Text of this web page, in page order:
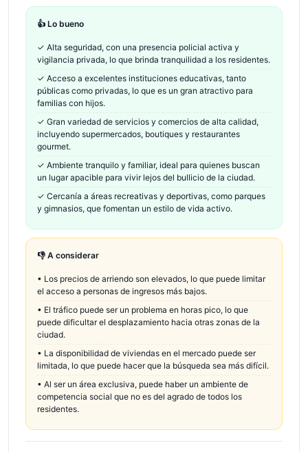
👍 Lo bueno
✓ Alta seguridad, con una presencia policial activa y
vigilancia privada, lo que brinda tranquilidad a los residentes.
✓ Acceso a excelentes instituciones educativas, tanto
públicas como privadas, lo que es un gran atractivo para
familias con hijos.
✓ Gran variedad de servicios y comercios de alta calidad,
incluyendo supermercados, boutiques y restaurantes
gourmet.
✓ Ambiente tranquilo y familiar, ideal para quienes buscan
un lugar apacible para vivir lejos del bullicio de la ciudad.
✓ Cercanía a áreas recreativas y deportivas, como parques
y gimnasios, que fomentan un estilo de vida activo.
👎 A considerar
• Los precios de arriendo son elevados, lo que puede limitar
el acceso a personas de ingresos más bajos.
• El tráfico puede ser un problema en horas pico, lo que
puede dificultar el desplazamiento hacia otras zonas de la
ciudad.
• La disponibilidad de viviendas en el mercado puede ser
limitada, lo que puede hacer que la búsqueda sea más difícil.
• Al ser un área exclusiva, puede haber un ambiente de
competencia social que no es del agrado de todos los
residentes.